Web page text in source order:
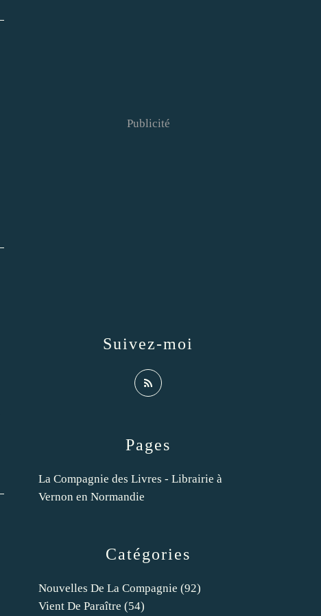
Catégories
Nouvelles De La Compagnie (92)
Vient De Paraître (54)
Pages
La Compagnie des Livres - Librairie à
Vernon en Normandie
Suivez-moi
Publicité